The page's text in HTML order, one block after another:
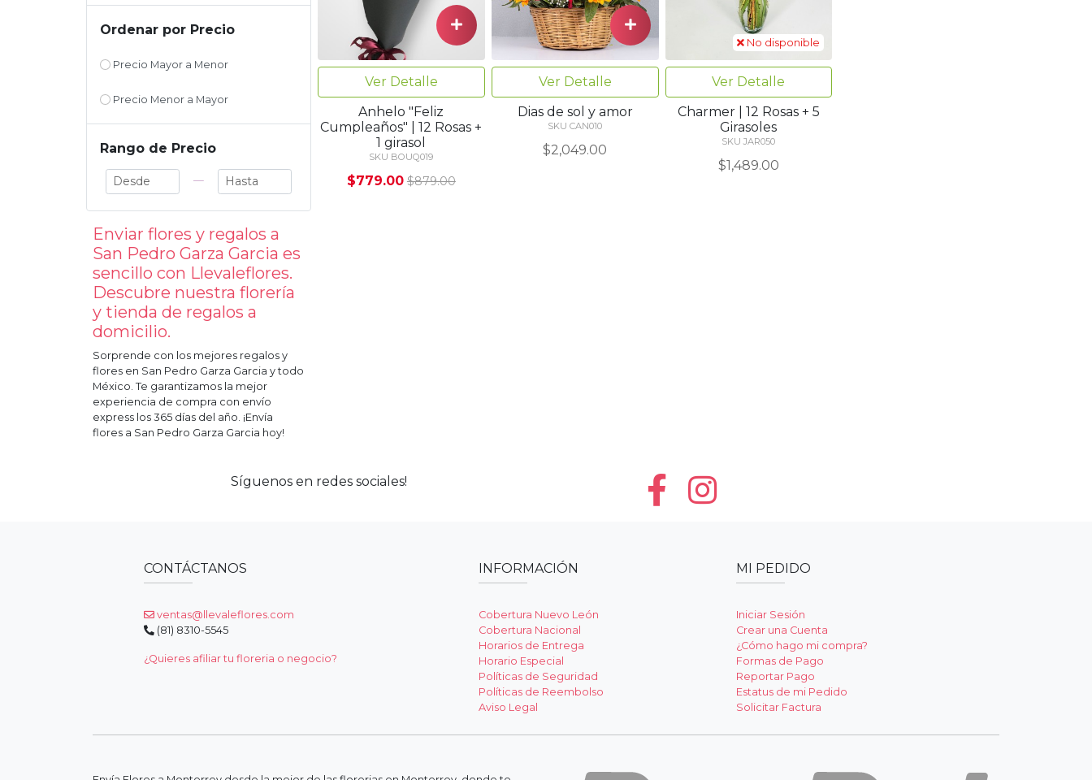
Ordenar por Precio
Precio Mayor a Menor
Precio Menor a Mayor
Rango de Precio
—
Enviar flores y regalos a
San Pedro Garza Garcia es
sencillo con Llevaleflores.
Descubre nuestra florería
y tienda de regalos a
domicilio.
Sorprende con los mejores regalos y
flores en San Pedro Garza Garcia y todo
México. Te garantizamos la mejor
experiencia de compra con envío
express los 365 días del año. ¡Envía
flores a San Pedro Garza Garcia hoy!
Ver Detalle
Anhelo "Feliz
Cumpleaños" | 12 Rosas +
1 girasol
SKU BOUQ019
$779.00 $879.00
Ver Detalle
Dias de sol y amor
SKU CAN010
$2,049.00
No disponible
Ver Detalle
Charmer | 12 Rosas + 5
Girasoles
SKU JAR050
$1,489.00
Síguenos en redes sociales!
CONTÁCTANOS
ventas@llevaleflores.com
(81) 8310-5545
¿Quieres afiliar tu floreria o negocio?
INFORMACIÓN
Cobertura Nuevo León
Cobertura Nacional
Horarios de Entrega
Horario Especial
Políticas de Seguridad
Políticas de Reembolso
Aviso Legal
MI PEDIDO
Iniciar Sesión
Crear una Cuenta
¿Cómo hago mi compra?
Formas de Pago
Reportar Pago
Estatus de mi Pedido
Solicitar Factura